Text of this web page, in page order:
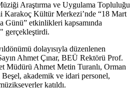
Araştırma ve Uygulama Topluluğu
Karakoç Kültür Merkezi’nde “18 Mart
Günü” etkinlikleri kapsamında
gerçekleştirdi.
dolayısıyla düzenlenen
Ahmet Çınar, BEÜ Rektörü Prof.
Müdürü Ahmet Metin Turanlı, Orman
akademik ve idari personel,
katıldı.